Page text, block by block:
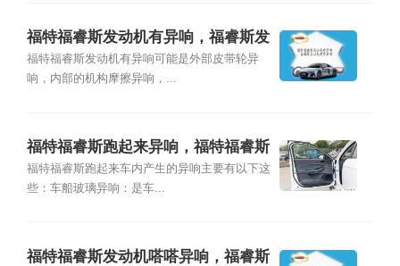
福特福睿斯发动机有异响，福睿斯发
动机皮带异响
福特福睿斯发动机有异响可能是外部皮带轮异
响，内部的机构摩擦异响，...
福特福睿斯跑起来异响，福特福睿斯
有滋滋异响
福特福睿斯跑起来车内产生的异响主要有以下这
些：车船玻璃异响：是车...
福特福睿斯发动机嗒嗒异响，福睿斯